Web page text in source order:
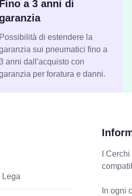
Fino a 3 anni di
Possibilità di estendere la
sui pneumatici fino a
anni dall'acquisto con
per foratura e danni.
Lega
I
In ogni